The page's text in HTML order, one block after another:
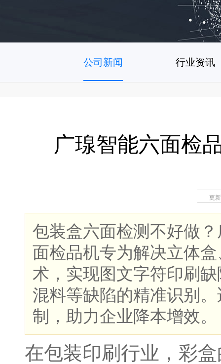
公司新闻 行业资讯
广瑔智能六面检
更
包装盒六面检测不好做
面检品机专为解决立体
术，实现图文字符印刷
混料等缺陷的精准识别
制，助力企业降本增效。
在包装印刷行业，彩